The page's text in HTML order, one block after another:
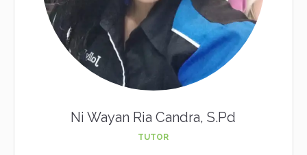
Ni Wayan Ria Candra, S.Pd
TUTOR